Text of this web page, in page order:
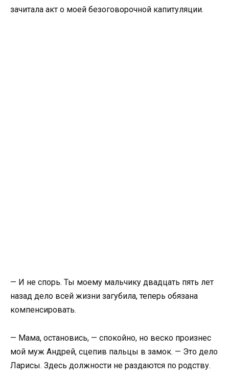
зачитала акт о моей безоговорочной капитуляции.
— И не спорь. Ты моему мальчику двадцать пять лет
назад дело всей жизни загубила, теперь обязана
компенсировать.
— Мама, остановись, — спокойно, но веско произнес
мой муж Андрей, сцепив пальцы в замок. — Это дело
Ларисы. Здесь должности не раздаются по родству.